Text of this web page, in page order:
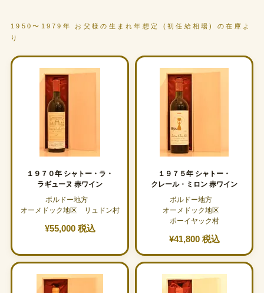
1950〜1979年 お父様の生まれ年想定 (初任給相場) の在庫よ
り
１９７０年 シャトー・ラ・
ラギューヌ 赤ワイン
ボルドー地方
オーメドック地区 リュドン村
¥55,000 税込
１９７５年 シャトー・
クレール・ミロン 赤ワイン
ボルドー地方
オーメドック地区
ポーイヤック村
¥41,800 税込